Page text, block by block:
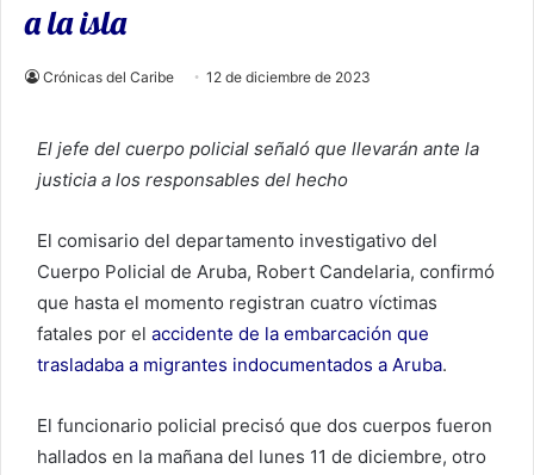
a la isla
Crónicas del Caribe 12 de diciembre de 2023
El jefe del cuerpo policial señaló que llevarán ante la
justicia a los responsables del hecho
El comisario del departamento investigativo del
Cuerpo Policial de Aruba, Robert Candelaria, confirmó
que hasta el momento registran cuatro víctimas
fatales por el accidente de la embarcación que
trasladaba a migrantes indocumentados a Aruba.
El funcionario policial precisó que dos cuerpos fueron
hallados en la mañana del lunes 11 de diciembre, otro